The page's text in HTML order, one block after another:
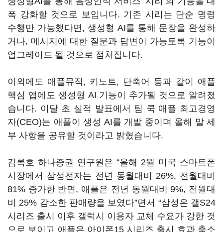
폭 강화할 것으로 보입니다. 기존 시리는 단순 명령
수행만 가능했다면, 생성형 AI를 통해 문장을 완성하
거나, 메시지에 대한 질문과 답변이 가능토록 기능이
업그레이드 될 것으로 점쳐집니다.
이외에도 애플뮤직, 키노트, 단축어 등과 같이 애플
핵심 앱에도 생성형 AI 기능이 추가될 것으로 알려졌
습니다. 이달 초 실적 발표에서 팀 쿡 애플 최고경영
자(CEO)는 애플이 생성 AI를 개발 중이며 올해 말 세
부 사항을 공유할 것이라고 밝혔습니다.
김록호 하나증권 연구원은 “올해 2월 미국 스마트폰
시장에서 삼성전자는 전년 동월대비 26%, 전월대비
81% 증가한 반면, 애플은 전년 동월대비 9%, 전월대
비 25% 감소한 판매량을 보였다”면서 “삼성은 갤S24
시리즈 출시 이후 갤럭시 이용자 교체 수요가 강한 것
으로 보이고 애플은 아이폰15 시리즈 출시 효과 축소